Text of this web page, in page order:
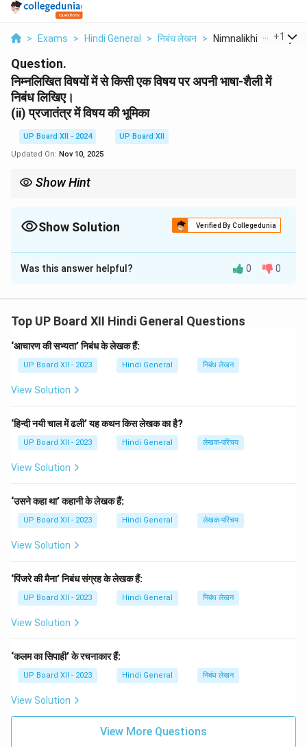
> Exams > Hindi General > निबंध लेखन > Nimnalikhit +1
Question.
निम्नलिखित विषयों में से किसी एक विषय पर अपनी भाषा-शैली में
निबंध लिखिए।
(ii) प्रजातंत्र में विषय की भूमिका
UP Board XII - 2024
UP Board XII
Updated On: Nov 10, 2025
Show Hint
Show Solution Verified By Collegedunia
Solution and Explanation
निबंध:प्रजातंत्र में नागरिकों की भूमिका अत्यंत महत्वपूर्ण होती है।
की नीतियों पर पैनी नजर रखनी चाहिए। **स्वतंत्र मीडिया, सामाजिक
जागरूकता, और नागरिक कर्तव्यों का पालन** प्रजातंत्र को मजबूत
बनाते हैं।
Was this answer helpful? 0 0
Top UP Board XII Hindi General Questions
‘आचारण की सभ्यता’ निबंध के लेखक हैं:
UP Board XII - 2023 Hindi General निबंध लेखन
View Solution
‘हिन्दी नयी चाल में ढली’ यह कथन किस लेखक का है?
UP Board XII - 2023 Hindi General लेखक-परिचय
View Solution
‘उसने कहा था’ कहानी के लेखक हैं:
UP Board XII - 2023 Hindi General लेखक-परिचय
View Solution
‘पिंजरे की मैना’ निबंध संग्रह के लेखक हैं:
UP Board XII - 2023 Hindi General निबंध लेखन
View Solution
‘कलम का सिपाही’ के रचनाकार हैं:
UP Board XII - 2023 Hindi General निबंध लेखन
View Solution
View More Questions